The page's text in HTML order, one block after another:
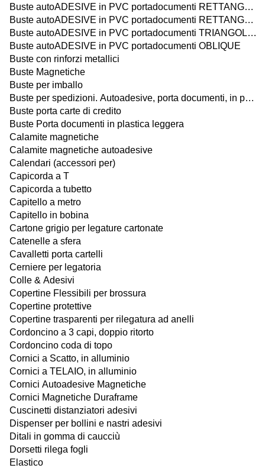
Buste autoADESIVE in PVC portadocumenti RETTANGOLARI
Buste autoADESIVE in PVC portadocumenti RETTANGOLARI con PATTELLA
Buste autoADESIVE in PVC portadocumenti TRIANGOLARI
Buste autoADESIVE in PVC portadocumenti OBLIQUE
Buste con rinforzi metallici
Buste Magnetiche
Buste per imballo
Buste per spedizioni. Autoadesive, porta documenti, in polietilene
Buste porta carte di credito
Buste Porta documenti in plastica leggera
Calamite magnetiche
Calamite magnetiche autoadesive
Calendari (accessori per)
Capicorda a T
Capicorda a tubetto
Capitello a metro
Capitello in bobina
Cartone grigio per legature cartonate
Catenelle a sfera
Cavalletti porta cartelli
Cerniere per legatoria
Colle & Adesivi
Copertine Flessibili per brossura
Copertine protettive
Copertine trasparenti per rilegatura ad anelli
Cordoncino a 3 capi, doppio ritorto
Cordoncino coda di topo
Cornici a Scatto, in alluminio
Cornici a TELAIO, in alluminio
Cornici Autoadesive Magnetiche
Cornici Magnetiche Duraframe
Cuscinetti distanziatori adesivi
Dispenser per bollini e nastri adesivi
Ditali in gomma di caucciù
Dorsetti rilega fogli
Elastico